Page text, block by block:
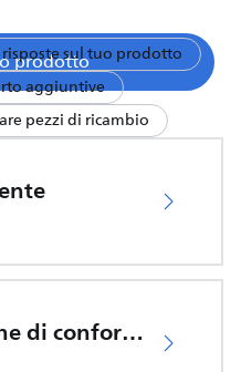
prodotto
risposte sul tuo prodotto
aggiuntive
pezzi di ricambio
Dichiarazione di conformità UE